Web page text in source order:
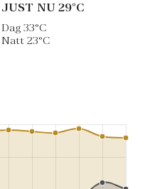
JUST NU 29°C
Dag 33°C
Natt 23°C